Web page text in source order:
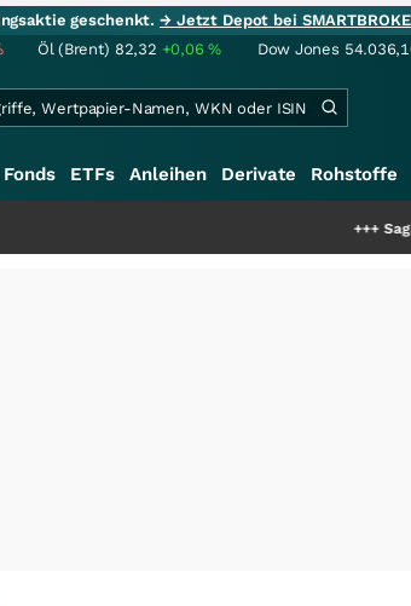
geschenkt.→ Jetzt Depot bei
Öl (Brent) 82,32 +0,06% Dow Jones
Fonds ETFs Anleihen Derivate Rohstoffe
Saga bei 0,53